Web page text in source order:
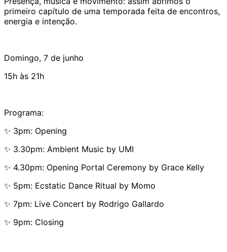
primeiro capítulo de uma temporada feita de encontros,
energia e intenção.
Domingo, 7 de junho
15h às 21h
Programa:
✨ 3pm: Opening
✨ 3.30pm: Ambient Music by UMI
✨ 4.30pm: Opening Portal Ceremony by Grace Kelly
✨ 5pm: Ecstatic Dance Ritual by Momo
✨ 7pm: Live Concert by Rodrigo Gallardo
✨ 9pm: Closing